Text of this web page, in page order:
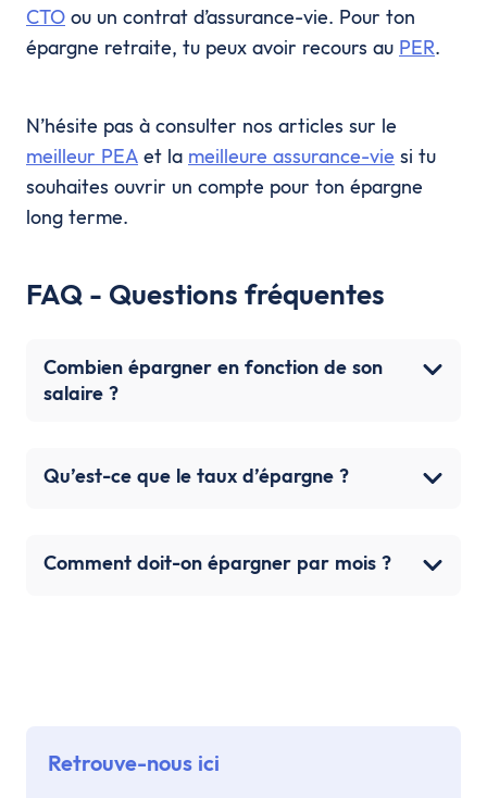
CTO ou un contrat d’assurance-vie. Pour ton
épargne retraite, tu peux avoir recours au PER.
N’hésite pas à consulter nos articles sur le
meilleur PEA et la meilleure assurance-vie si tu
souhaites ouvrir un compte pour ton épargne
long terme.
FAQ - Questions fréquentes
Combien épargner en fonction de son
salaire ?
Qu’est-ce que le taux d’épargne ?
Comment doit-on épargner par mois ?
Retrouve-nous ici